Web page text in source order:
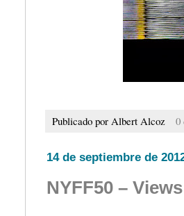
Publicado por Albert Alcoz 0
14 de septiembre de
NYFF50 –